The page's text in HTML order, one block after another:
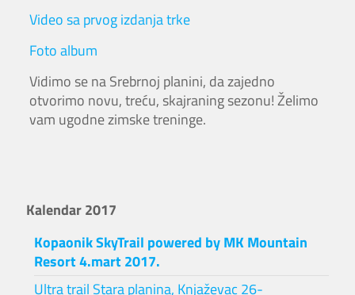
Video sa prvog izdanja trke
Foto album
Vidimo se na Srebrnoj planini, da zajedno
otvorimo novu, treću, skajraning sezonu! Želimo
vam ugodne zimske treninge.
Kalendar 2017
Kopaonik SkyTrail powered by MK Mountain
Resort 4.mart 2017.
Ultra trail Stara planina, Knjaževac 26-